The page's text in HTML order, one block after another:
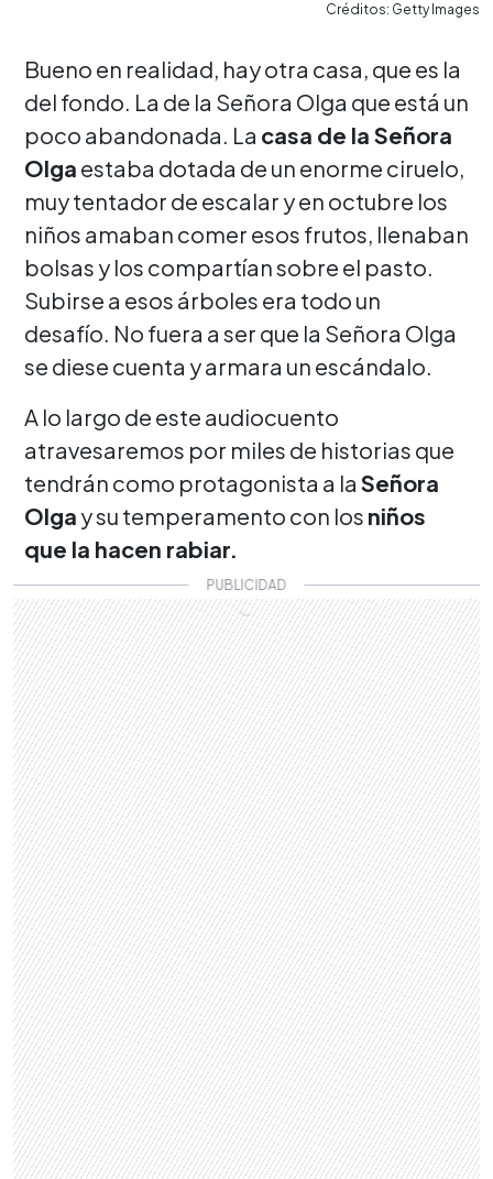
Créditos: Getty Images
Bueno en realidad, hay otra casa, que es la
del fondo. La de la Señora Olga que está un
poco abandonada. La casa de la Señora
Olga estaba dotada de un enorme ciruelo,
muy tentador de escalar y en octubre los
niños amaban comer esos frutos, llenaban
bolsas y los compartían sobre el pasto.
Subirse a esos árboles era todo un
desafío. No fuera a ser que la Señora Olga
se diese cuenta y armara un escándalo.
A lo largo de este audiocuento
atravesaremos por miles de historias que
tendrán como protagonista a la Señora
Olga y su temperamento con los niños
que la hacen rabiar.